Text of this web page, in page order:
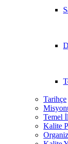
Tarihçe
Temel
Kalite